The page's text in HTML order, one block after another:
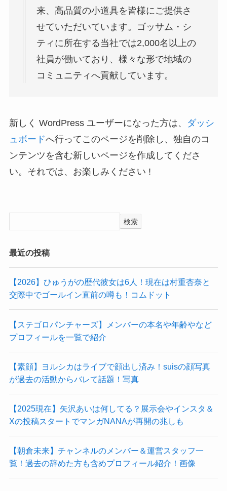
来、高品質の小道具を皆様にご提供さ
せていただいています。ゴッサム・シ
ティに所在する当社では2,000名以上の
社員が働いており、様々な形で地域の
コミュニティへ貢献しています。
新しく WordPress ユーザーになった方は、
ダッシ
ュボードへ行ってこのページを削除し、独自のコ
ンテンツを含む新しいページを作成してくださ
い。それでは、お楽しみください !
検索
最近の投稿
【2026】ひゅうがの歴代彼女は6人！現在は村重杏奈と
交際中でゴールイン直前の噂も！コムドット
【ステゴロパンチャーズ】メンバーの本名や年齢やなど
プロフィールを一覧で紹介
【素顔】ヨルシカはライブで顔出し済み！suisの顔写真
が過去の活動からバレて話題！写真
【2025現在】矢沢あいは何してる？展示会やインスタ＆
Xの投稿スタートでマンガNANAが再開の兆しも
【朝倉未来】チャンネルのメンバー＆運営スタッフ一
覧！過去の辞めた方も含めプロフィール紹介！画像